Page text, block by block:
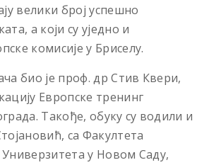
велики број успешно
а који су уједно и
комисије у Бриселу.
био је проф. др Стив Квери,
Европске тренинг
Такође, обуку су водили и
са Факултета
Универзитета у Новом Саду,